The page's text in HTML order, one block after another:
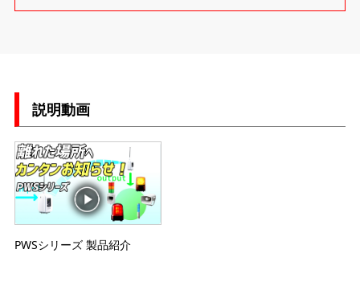
説明動画
PWSシリーズ 製品紹介